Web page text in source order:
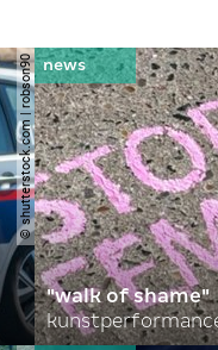
© shutterstock.com | robson90
"walk of shame"